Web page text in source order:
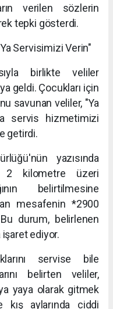
verilen sözlerin
tepki gösterdi.
Servisimizi Verin"
birlikte veliler
geldi. Çocukları için
savunan veliler, "Ya
servis hizmetimizi
getirdi.
yazısında
2 kilometre üzeri
belirtilmesine
mesafenin *2900
durum, belirlenen
işaret ediyor.
servise bile
belirten veliler,
yaya olarak gitmek
kış aylarında ciddi